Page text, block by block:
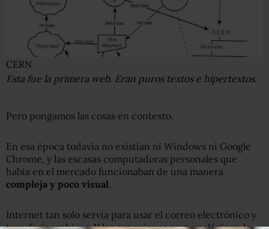
CERN
Esta fue la primera web. Eran puros textos e hipertextos.
Pero pongamos las cosas en contexto.
En esa época todavía no existían ni Windows ni Google
Chrome, y las escasas computadoras personales que
había en el mercado funcionaban de una manera
compleja y poco visual.
Internet tan solo servía para usar el correo electrónico y